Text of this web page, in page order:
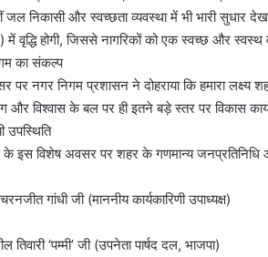
जल निकासी और स्वच्छता व्यवस्था में भी भारी सुधार
वृद्धि होगी, जिससे नागरिकों को एक स्वच्छ और स्वस्थ
का संकल्प
पर नगर निगम प्रशासन ने दोहराया कि हमारा
और विश्वास के बल पर ही इतने बड़े स्तर पर विकास
उपस्थिति
के इस विशेष अवसर पर शहर के गणमान्य
गांधी जी (माननीय कार्यकारिणी उपाध्यक्ष)
तिवारी ‘पम्मी’ जी (उपनेता पार्षद दल, भाजपा)